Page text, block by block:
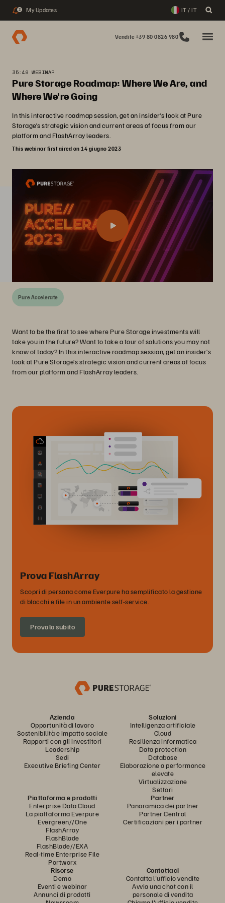
2 My Updates IT / IT
Vendite +39 80 0826 980
35:49 WEBINAR
Pure Storage Roadmap: Where We Are, and
Where We're Going
In this interactive roadmap session, get an insider’s look at Pure
Storage’s strategic vision and current areas of focus from our
platform and FlashArray leaders.
This webinar first aired on 14 giugno 2023
Pure Accelerate
Want to be the first to see where Pure Storage investments will
take you in the future? Want to take a tour of solutions you may not
know of today? In this interactive roadmap session, get an insider’s
look at Pure Storage’s strategic vision and current areas of focus
from our platform and FlashArray leaders.
Prova FlashArray
Scopri di persona come Everpure ha semplificato la gestione
di blocchi e file in un ambiente self-service.
Provalo subito
Azienda
Opportunità di lavoro
Sostenibilità e impatto sociale
Rapporti con gli investitori
Leadership
Sedi
Executive Briefing Center
Soluzioni
Intelligenza artificiale
Cloud
Resilienza informatica
Data protection
Database
Elaborazione a performance
elevate
Virtualizzazione
Settori
Piattaforma e prodotti
Enterprise Data Cloud
La piattaforma Everpure
Evergreen//One
FlashArray
FlashBlade
FlashBlade//EXA
Real-time Enterprise File
Portworx
Partner
Panoramica dei partner
Partner Central
Certificazioni per i partner
Risorse
Demo
Eventi e webinar
Annunci di prodotti
Contattaci
Contatta l'ufficio vendite
Avvia una chat con il
personale di vendita